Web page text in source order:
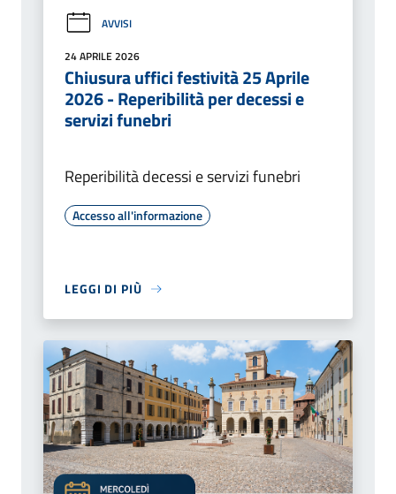
AVVISI
24 APRILE 2026
Chiusura uffici festività 25 Aprile
2026 - Reperibilità per decessi e
servizi funebri
Reperibilità decessi e servizi funebri
Accesso all'informazione
LEGGI DI PIÙ